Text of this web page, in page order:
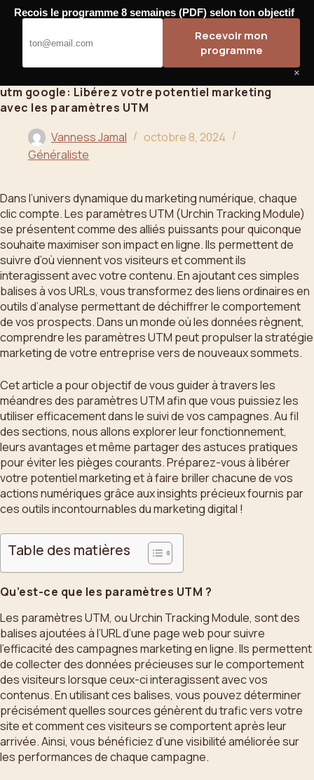
Passer
contenu
Bahoo
utm google: Libérez votre potentiel marketing
avec les paramètres UTM
Vanness Jamal
octobre 8, 2024
Généraliste
Dans l’univers dynamique du marketing numérique, chaque
clic compte. Les paramètres UTM (Urchin Tracking Module)
se présentent comme des alliés puissants pour quiconque
souhaite maximiser son impact en ligne. Ils permettent de
suivre d’où viennent vos visiteurs et comment ils
interagissent avec votre contenu. En ajoutant ces simples
balises à vos URLs, vous transformez des liens ordinaires en
outils d’analyse permettant de déchiffrer le comportement
de vos prospects. Dans un monde où les données règnent,
comprendre les paramètres UTM peut propulser la stratégie
marketing de votre entreprise vers de nouveaux sommets.
Cet article a pour objectif de vous guider à travers les
méandres des paramètres UTM afin que vous puissiez les
utiliser efficacement dans le suivi de vos campagnes. Au fil
des sections, nous allons explorer leur fonctionnement,
leurs avantages et même partager des astuces pratiques
pour éviter les pièges courants. Préparez-vous à libérer
votre potentiel marketing et à faire briller chacune de vos
actions numériques grâce aux insights précieux fournis par
ces outils incontournables du marketing digital !
Table des matières
Qu’est-ce que les paramètres UTM ?
Les paramètres UTM, ou Urchin Tracking Module, sont des
balises ajoutées à l’URL d’une page web pour suivre
l’efficacité des campagnes marketing en ligne. Ils permettent
de collecter des données précieuses sur le comportement
des visiteurs lorsque ceux-ci interagissent avec vos
contenus. En utilisant ces balises, vous pouvez déterminer
précisément quelles sources génèrent du trafic vers votre
site et comment ces visiteurs se comportent après leur
arrivée. Ainsi, vous bénéficiez d’une visibilité améliorée sur
les performances de chaque campagne.
Recois le programme 8 semaines (PDF) selon ton objectif
Recevoir mon
programme
×